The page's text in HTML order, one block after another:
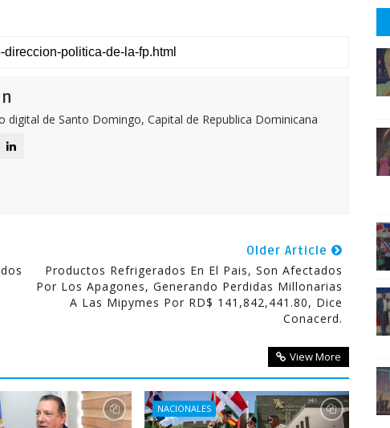
digital de Santo Domingo, Capital de Republica Dominicana
Older Article
Productos Refrigerados En El Pais, Son Afectados
Por Los Apagones, Generando Perdidas Millonarias
A Las Mipymes Por RD$ 141,842,441.80, Dice
Conacerd.
View More
NACIONALES